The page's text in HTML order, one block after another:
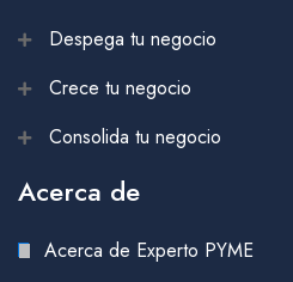
Despega tu negocio
Crece tu negocio
Consolida tu negocio
Acerca de
Acerca de Experto PYME